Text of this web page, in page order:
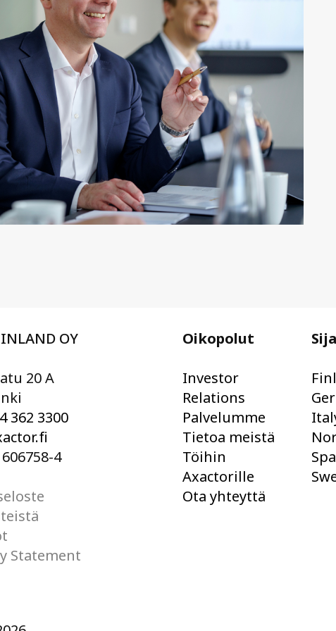
OY
20 A
362 3300
4
Statement
Oikopolut
Investor
Relations
Palvelumme
Tietoa meistä
Töihin
Axactorille
Ota yhteyttä